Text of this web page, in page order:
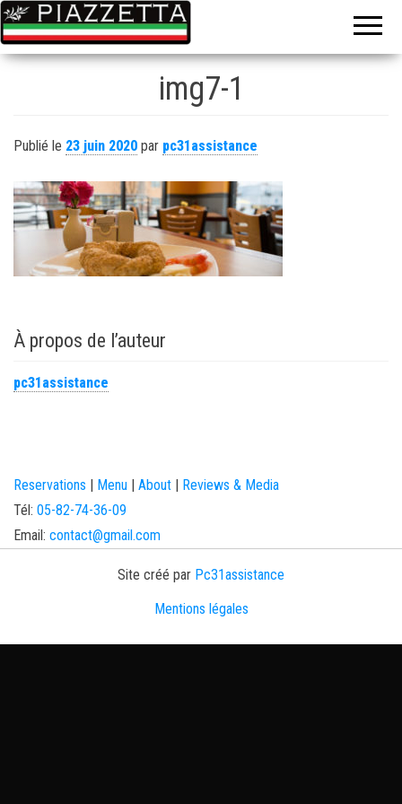
emporter
img7-1
Publié le 23 juin 2020 par pc31assistance
À propos de l’auteur
pc31assistance
Reservations | Menu | About | Reviews & Media
Tél: 05-82-74-36-09
Email: contact@gmail.com
Site créé par Pc31assistance
Mentions légales